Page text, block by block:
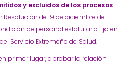
y excluidos de los procesos
de 19 de diciembre de
de personal estatutario fijo en
Servicio Extremeño de Salud.
primer lugar, aprobar la relación